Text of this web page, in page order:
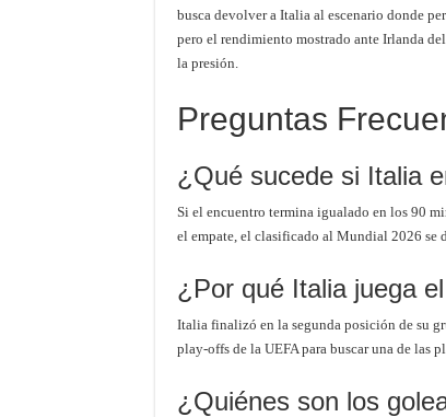
busca devolver a Italia al escenario donde
pero el rendimiento mostrado ante Irlanda
la presión.
Preguntas
¿Qué sucede si Italia
Si el encuentro termina igualado en los 90
el empate, el clasificado al Mundial 2026 se
¿Por qué Italia juega
Italia finalizó en la segunda posición de su
play-offs de la UEFA para buscar una de las
¿Quiénes son los